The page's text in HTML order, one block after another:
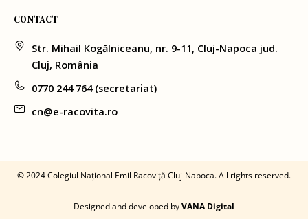
CONTACT
Str. Mihail Kogălniceanu, nr. 9-11, Cluj-Napoca jud.
Cluj, România
0770 244 764 (secretariat)
cn@e-racovita.ro
©2024 Colegiul Național Emil Racoviță Cluj-Napoca. All rights reserved.
Designed and developed byVANA Digital